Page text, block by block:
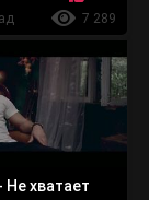
7 289
Не хватает